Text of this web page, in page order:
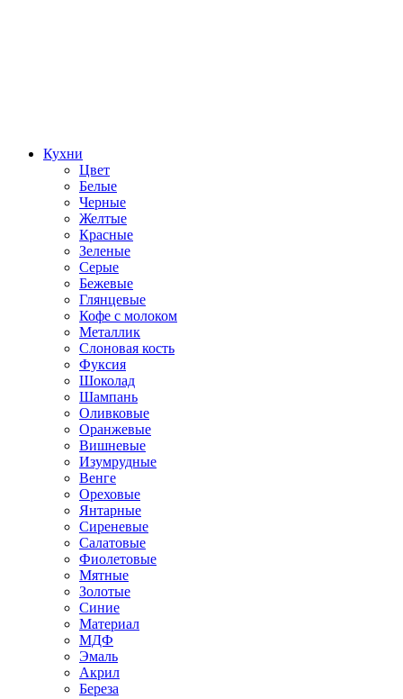
Кухни
Цвет
Белые
Черные
Желтые
Красные
Зеленые
Серые
Бежевые
Глянцевые
Кофе с молоком
Металлик
Слоновая кость
Фуксия
Шоколад
Шампань
Оливковые
Оранжевые
Вишневые
Изумрудные
Венге
Ореховые
Янтарные
Сиреневые
Салатовые
Фиолетовые
Мятные
Золотые
Синие
Материал
МДФ
Эмаль
Акрил
Береза